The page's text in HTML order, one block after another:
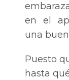
en el
una
Puesto
hasta